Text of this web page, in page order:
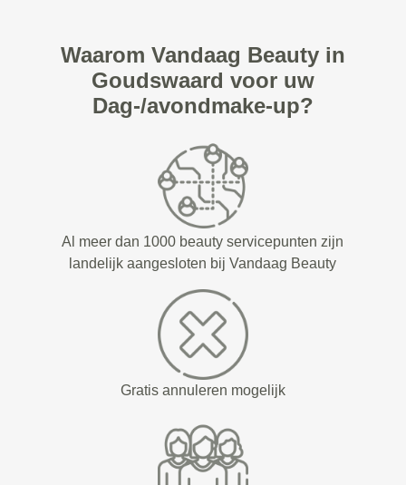
Waarom Vandaag Beauty in
Goudswaard voor uw
Dag-/avondmake-up?
Al meer dan 1000 beauty servicepunten zijn
landelijk aangesloten bij Vandaag Beauty
Gratis annuleren mogelijk